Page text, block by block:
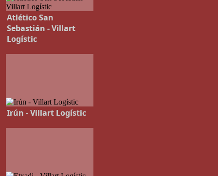
Atlético San
Sebastián - Villart
Logístic
Irún - Villart Logístic